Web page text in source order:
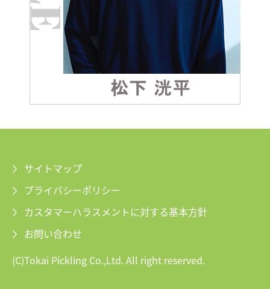
(C)Tokai Pickling Co.,Ltd. All right reserved.
サイトマップ
プライバシーポリシー
カスタマーハラスメントに対する基本方針
お問い合わせ